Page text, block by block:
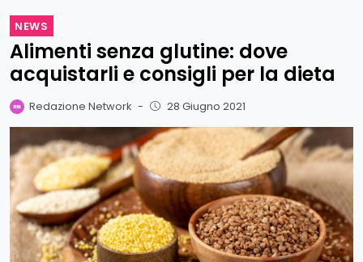
NEWS
Alimenti senza glutine: dove
acquistarli e consigli per la dieta
Redazione Network - 28 Giugno 2021